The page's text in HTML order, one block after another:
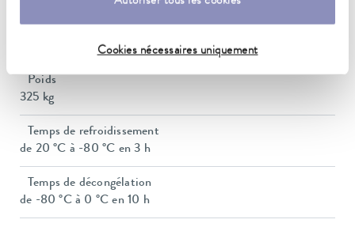
Cookies nécessaires uniquement
1471 x 933 x 1217 mm
Poids
325 kg
Temps de refroidissement
de 20 °C à -80 °C en 3 h
Temps de décongélation
de -80 °C à 0 °C en 10 h